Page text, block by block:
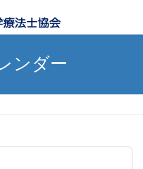
ンダー